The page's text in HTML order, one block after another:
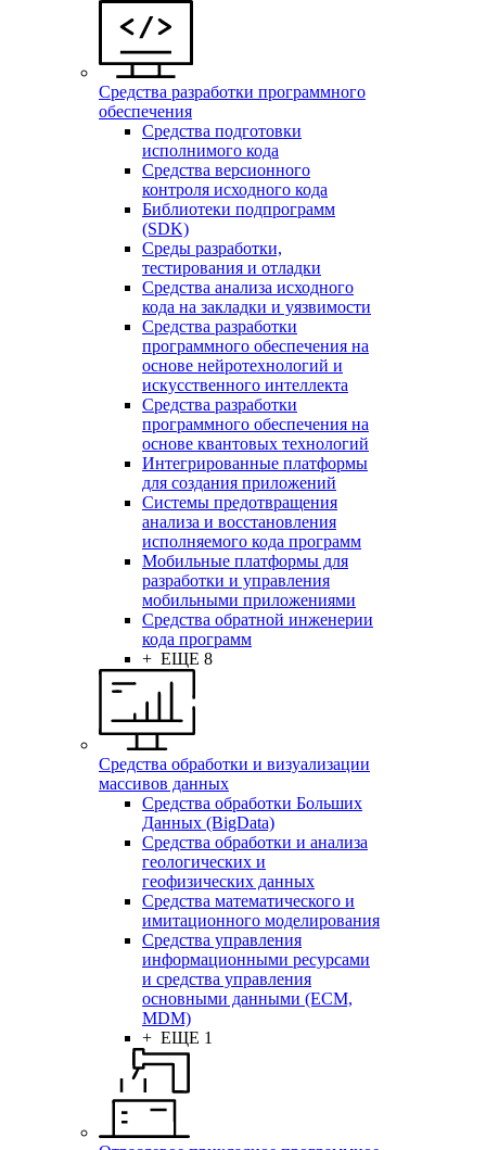
Средства разработки программного
обеспечения
Средства подготовки
исполнимого кода
Средства версионного
контроля исходного кода
Библиотеки подпрограмм
(SDK)
Среды разработки,
тестирования и отладки
Средства анализа исходного
кода на закладки и уязвимости
Средства разработки
программного обеспечения на
основе нейротехнологий и
искусственного интеллекта
Средства разработки
программного обеспечения на
основе квантовых технологий
Интегрированные платформы
для создания приложений
Системы предотвращения
анализа и восстановления
исполняемого кода программ
Мобильные платформы для
разработки и управления
мобильными приложениями
Средства обратной инженерии
кода программ
+ ЕЩЕ 8
Средства обработки и визуализации
массивов данных
Средства обработки Больших
Данных (BigData)
Средства обработки и анализа
геологических и
геофизических данных
Средства математического и
имитационного моделирования
Средства управления
информационными ресурсами
и средства управления
основными данными (ECM,
MDM)
+ ЕЩЕ 1